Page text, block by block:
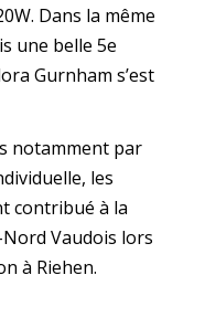
Dans la même
une belle 5e
Gurnham s’est
notamment par
les
contribué à la
Vaudois lors
à Riehen.